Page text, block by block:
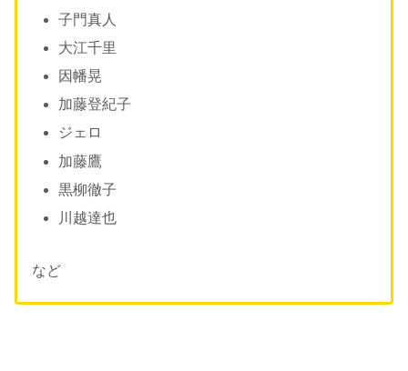
子門真人
大江千里
因幡晃
加藤登紀子
ジェロ
加藤鷹
黒柳徹子
川越達也
など